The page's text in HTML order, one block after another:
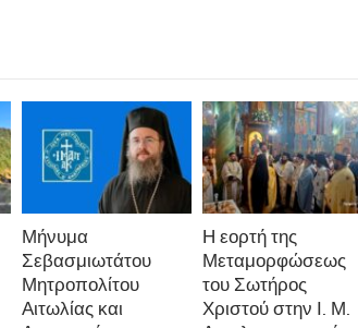
Μήνυμα
Σεβασμιωτάτου
Μητροπολίτου
Αιτωλίας και
Η εορτή της
Μεταμορφώσεως
του Σωτήρος
Χριστού στην Ι. Μ.